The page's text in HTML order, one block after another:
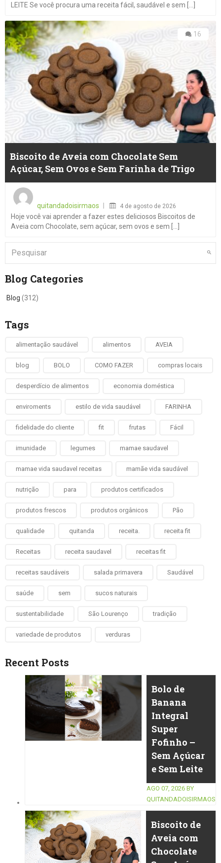
LEITE Se você procura uma receita fácil, saudável e sem [...]
16
Biscoito de Aveia com Chocolate Sem
Açúcar, Sem Ovos e Sem Farinha de Trigo
quitandadoisirmaos
4 de agosto de 2026
Hoje você vai aprender a fazer estes deliciosos Biscoitos de
Aveia com Chocolate, sem açúcar, sem ovos e sem [...]
Blog Categories
Blog (312)
Tags
alimentação saudável alimentos AVEIA
blog BOLO COMO FAZER compras locais
desperdício de alimentos economia doméstica
enviroments estilo de vida saudável FARINHA
fidelidade do cliente fit frutas Fácil
imunidade legumes mamae saudavel
mamae vida saudavel receitas mamãe vida saudável
nutrição para produtos certificados
produtos frescos produtos orgânicos Pão
qualidade quitanda receita. receita fit
Receitas receita saudavel receitas fit
receitas saudáveis salada primavera Saudável
saúde sem sucos naturais
sustentabilidade São Lourenço tradição
variedade de produtos verduras
Recent Posts
Bolo de
Banana
Integral
Super
Fofinho –
Sem Açúcar
e Sem Leite
AGO 07, 2026 BY
QUITANDADOISIRMAOS
Biscoito de
Aveia com
Chocolate